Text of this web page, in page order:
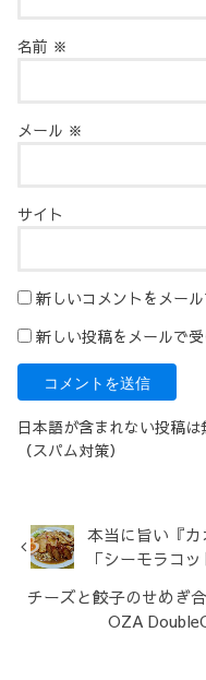
名前 ※
メール ※
サイト
新しいコメントをメー
新しい投稿をメールで
日本語が含まれない投稿は
（スパム対策）
本当に旨い『
「シーモラコ
チーズと餃子のせめぎ
OZA